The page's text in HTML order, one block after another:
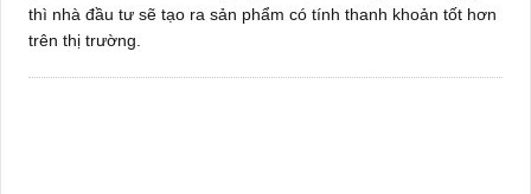
thì nhà đầu tư sẽ tạo ra sản phẩm có tính thanh khoản tốt hơn
trên thị trường.